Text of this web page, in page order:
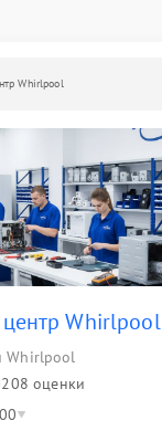
Whirlpool
Whirlpool
Whirlpool
208 оценки